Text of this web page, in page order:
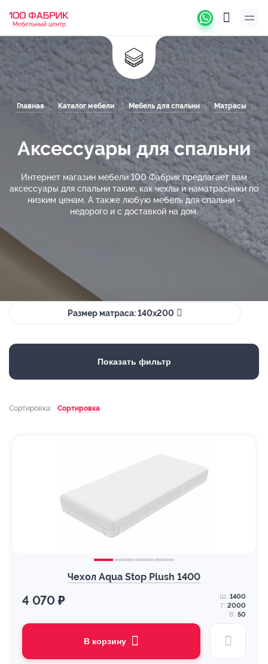
Мебельный центр
Главная Каталог мебели Мебель для спальни Матрасы
Аксессуары для спальни
Интернет магазин мебели 100 Фабрик предлагает вам
аксессуары для спальни такие, как чехлы и наматрасники по
низким ценам. А также любую мебель для спальни -
недорого и с доставкой на дом.
Размер матраса: 140х200
Показать фильтр
Сортировка: Сортировка
Чехол Aqua Stop Plush 1400
4 070 ₽ Ш: 1400
Г: 2000
В: 50
В корзину